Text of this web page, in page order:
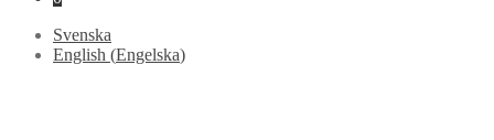
Svenska
English (Engelska)